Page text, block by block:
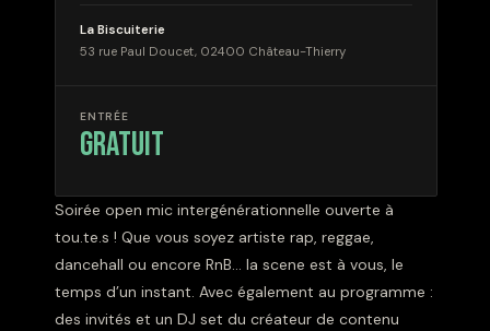
Soirée open mic intergénérationnelle ouverte à
tou.te.s ! Que vous soyez artiste rap, reggae,
dancehall ou encore RnB... la scene est à vous, le
temps d’un instant. Avec également au programme :
des invités et un DJ set du créateur de contenu
La Biscuiterie
53 rue Paul Doucet, 02400 Château-Thierry
ENTRÉE
gratuit